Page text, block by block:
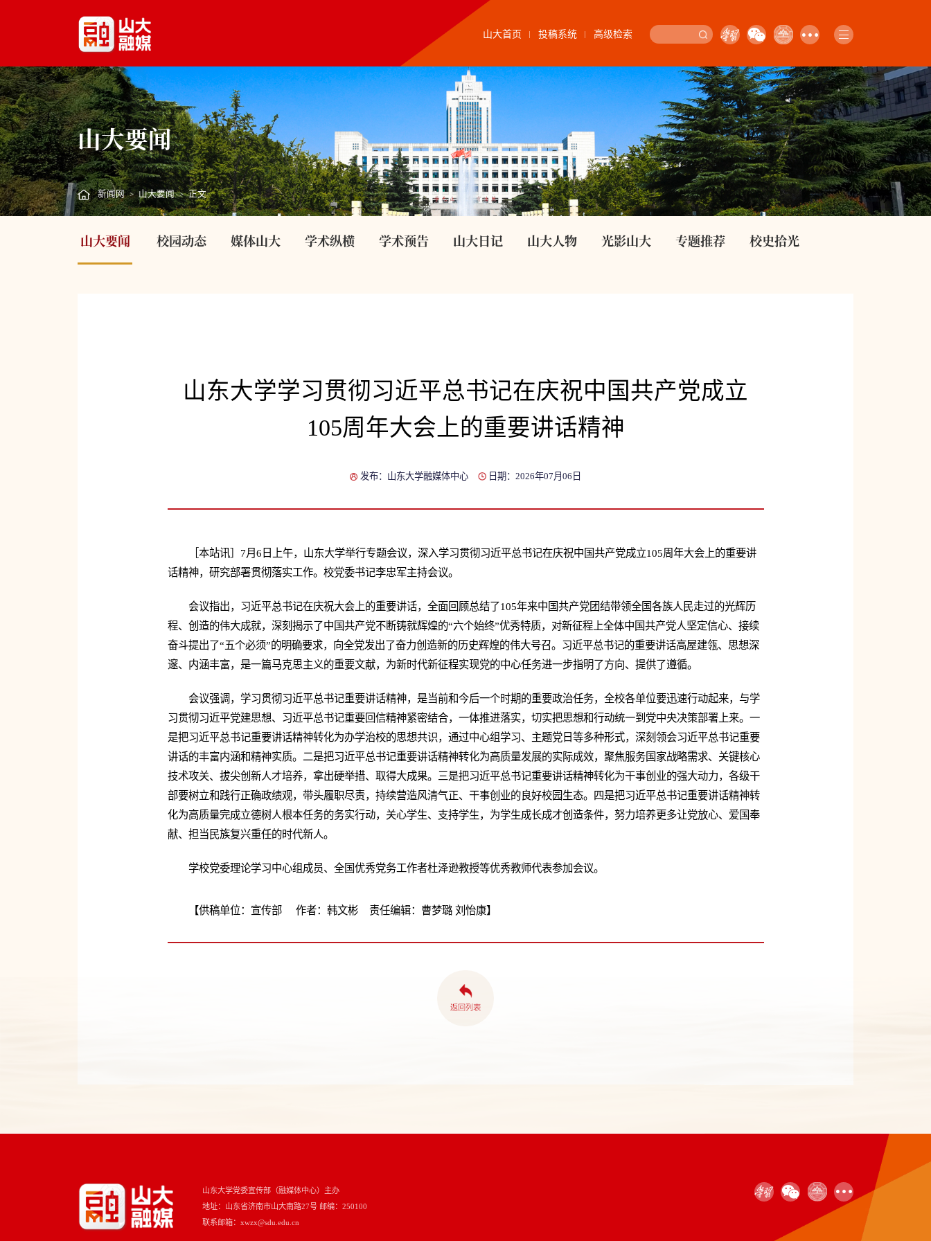
山大首页 投稿系统 高级检索
山大要闻
新闻网 > 山大要闻 > 正文
山大要闻 校园动态 媒体山大 学术纵横 学术预告 山大日记 山大人物 光影山大 专题推荐 校史拾光
山东大学学习贯彻习近平总书记在庆祝中国共产党成立
105周年大会上的重要讲话精神
发布：山东大学融媒体中心 日期：2026年07月06日
［本站讯］7月6日上午，山东大学举行专题会议，深入学习贯彻习近平总书记在庆祝中国共产党成立105周年大会上的重要讲
话精神，研究部署贯彻落实工作。校党委书记李忠军主持会议。
会议指出，习近平总书记在庆祝大会上的重要讲话，全面回顾总结了105年来中国共产党团结带领全国各族人民走过的光辉历
程、创造的伟大成就，深刻揭示了中国共产党不断铸就辉煌的“六个始终”优秀特质，对新征程上全体中国共产党人坚定信心、接续
奋斗提出了“五个必须”的明确要求，向全党发出了奋力创造新的历史辉煌的伟大号召。习近平总书记的重要讲话高屋建瓴、思想深
邃、内涵丰富，是一篇马克思主义的重要文献，为新时代新征程实现党的中心任务进一步指明了方向、提供了遵循。
会议强调，学习贯彻习近平总书记重要讲话精神，是当前和今后一个时期的重要政治任务，全校各单位要迅速行动起来，与学
习贯彻习近平党建思想、习近平总书记重要回信精神紧密结合，一体推进落实，切实把思想和行动统一到党中央决策部署上来。一
是把习近平总书记重要讲话精神转化为办学治校的思想共识，通过中心组学习、主题党日等多种形式，深刻领会习近平总书记重要
讲话的丰富内涵和精神实质。二是把习近平总书记重要讲话精神转化为高质量发展的实际成效，聚焦服务国家战略需求、关键核心
技术攻关、拔尖创新人才培养，拿出硬举措、取得大成果。三是把习近平总书记重要讲话精神转化为干事创业的强大动力，各级干
部要树立和践行正确政绩观，带头履职尽责，持续营造风清气正、干事创业的良好校园生态。四是把习近平总书记重要讲话精神转
化为高质量完成立德树人根本任务的务实行动，关心学生、支持学生，为学生成长成才创造条件，努力培养更多让党放心、爱国奉
献、担当民族复兴重任的时代新人。
学校党委理论学习中心组成员、全国优秀党务工作者杜泽逊教授等优秀教师代表参加会议。
【供稿单位：宣传部 作者：韩文彬 责任编辑：曹梦璐 刘怡康】
山东大学党委宣传部（融媒体中心）主办
地址：山东省济南市山大南路27号 邮编：250100
联系邮箱：xwzx@sdu.edu.cn